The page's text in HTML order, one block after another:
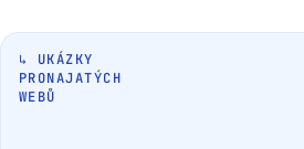
↳ UKÁZKY
PRONAJATÝCH
WEBŮ